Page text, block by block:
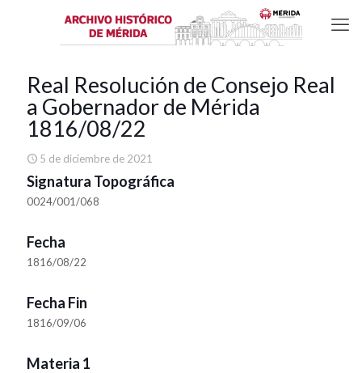
Real Resolución de Consejo Real
a Gobernador de Mérida
1816/08/22
5 de diciembre de 2021
Signatura Topográfica
0024/001/068
Fecha
1816/08/22
Fecha Fin
1816/09/06
Materia 1